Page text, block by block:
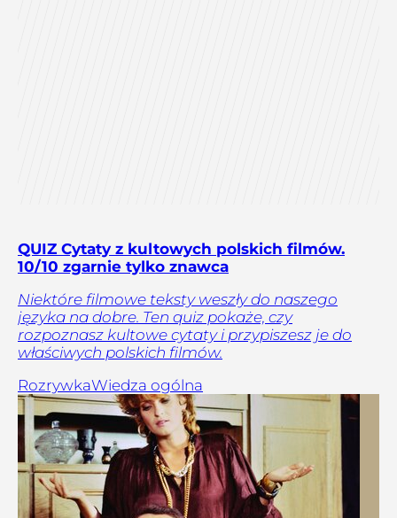
QUIZ Cytaty z kultowych polskich filmów.
10/10 zgarnie tylko znawca
Niektóre filmowe teksty weszły do naszego
języka na dobre. Ten quiz pokaże, czy
rozpoznasz kultowe cytaty i przypiszesz je do
właściwych polskich filmów.
RozrywkaWiedza ogólna